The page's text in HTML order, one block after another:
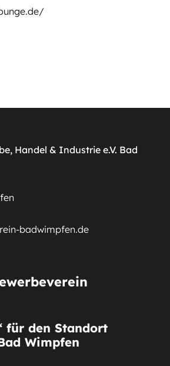
Handel & Industrie e.V. Bad
badwimpfen.de
für den Standort
Wimpfen